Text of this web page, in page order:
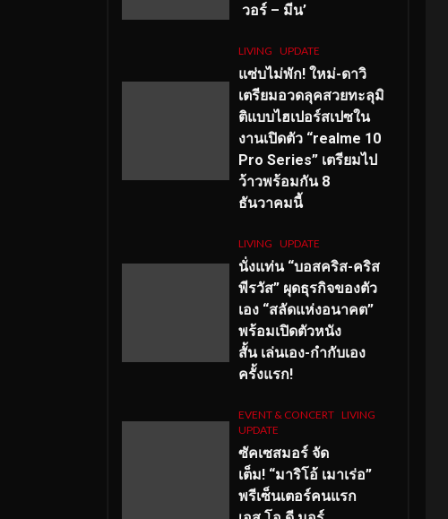
วอร์ – มีน’
LIVING UPDATE
แซ่บไม่พัก! ใหม่-ดาวิ
เตรียมอวดลุคสวยทะลุมิ
ติแบบไฮเปอร์สเปซใน
งานเปิดตัว “realme 10
Pro Series” เตรียมไป
ว้าวพร้อมกัน 8
ธันวาคมนี้
LIVING UPDATE
นั่งแท่น “บอสคริส-คริส
พีรวัส” ผุดธุรกิจของตัว
เอง “สลัดแห่งอนาคต”
พร้อมเปิดตัวหนัง
สั้น เล่นเอง-กำกับเอง
ครั้งแรก!
EVENT & CONCERT LIVING
UPDATE
ซัคเซสมอร์ จัด
เต็ม! “มาริโอ้ เมาเร่อ”
พรีเซ็นเตอร์คนแรก